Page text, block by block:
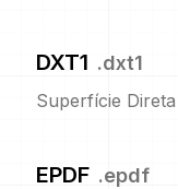
DXT1 .dxt1
Superfície
EPDF .epdf